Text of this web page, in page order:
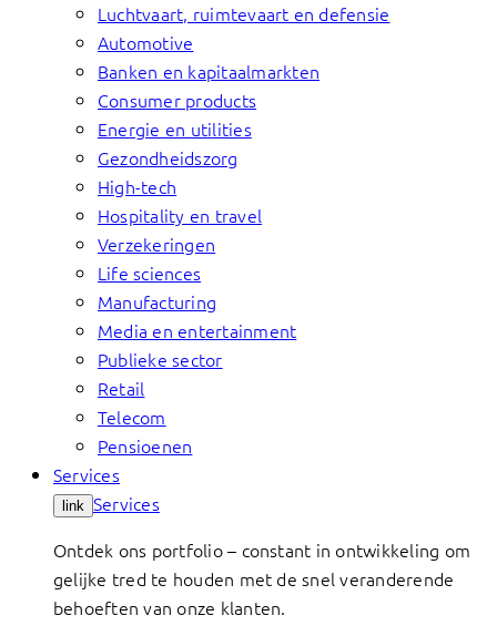
Luchtvaart, ruimtevaart en defensie
Automotive
Banken en kapitaalmarkten
Consumer products
Energie en utilities
Gezondheidszorg
High-tech
Hospitality en travel
Verzekeringen
Life sciences
Manufacturing
Media en entertainment
Publieke sector
Retail
Telecom
Pensioenen
Services
link Services
Ontdek ons portfolio – constant in ontwikkeling om
gelijke tred te houden met de snel veranderende
behoeften van onze klanten.